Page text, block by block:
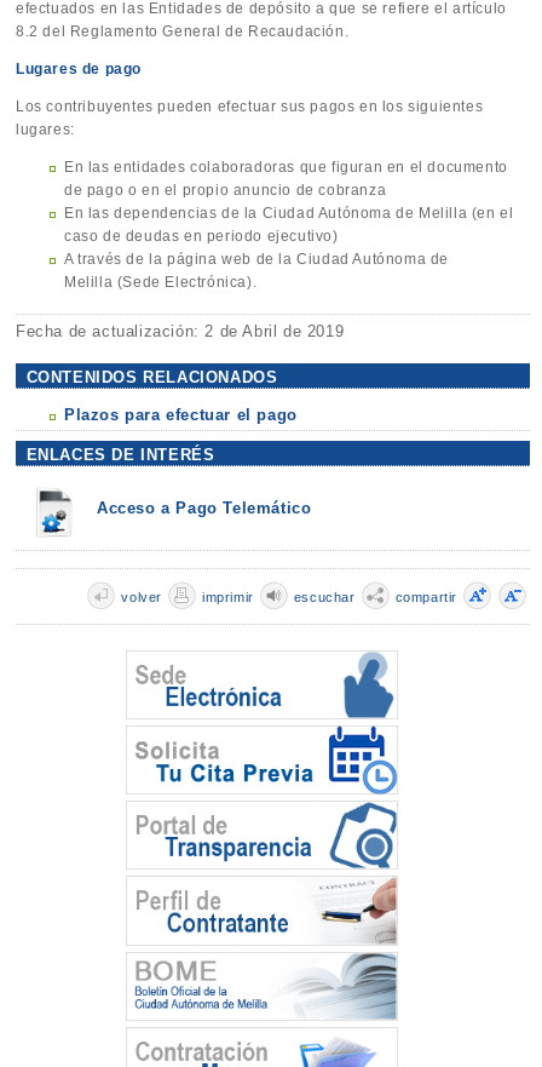
efectuados en las Entidades de depósito a que se refiere el artículo
8.2 del Reglamento General de Recaudación.
Lugares de pago
Los contribuyentes pueden efectuar sus pagos en los siguientes
lugares:
En las entidades colaboradoras que figuran en el documento
de pago o en el propio anuncio de cobranza
En las dependencias de la Ciudad Autónoma de Melilla (en el
caso de deudas en periodo ejecutivo)
A través de la página web de la Ciudad Autónoma de
Melilla (Sede Electrónica).
Fecha de actualización: 2 de Abril de 2019
CONTENIDOS RELACIONADOS
Plazos para efectuar el pago
ENLACES DE INTERÉS
Acceso a Pago Telemático
compartir
escuchar
imprimir
volver